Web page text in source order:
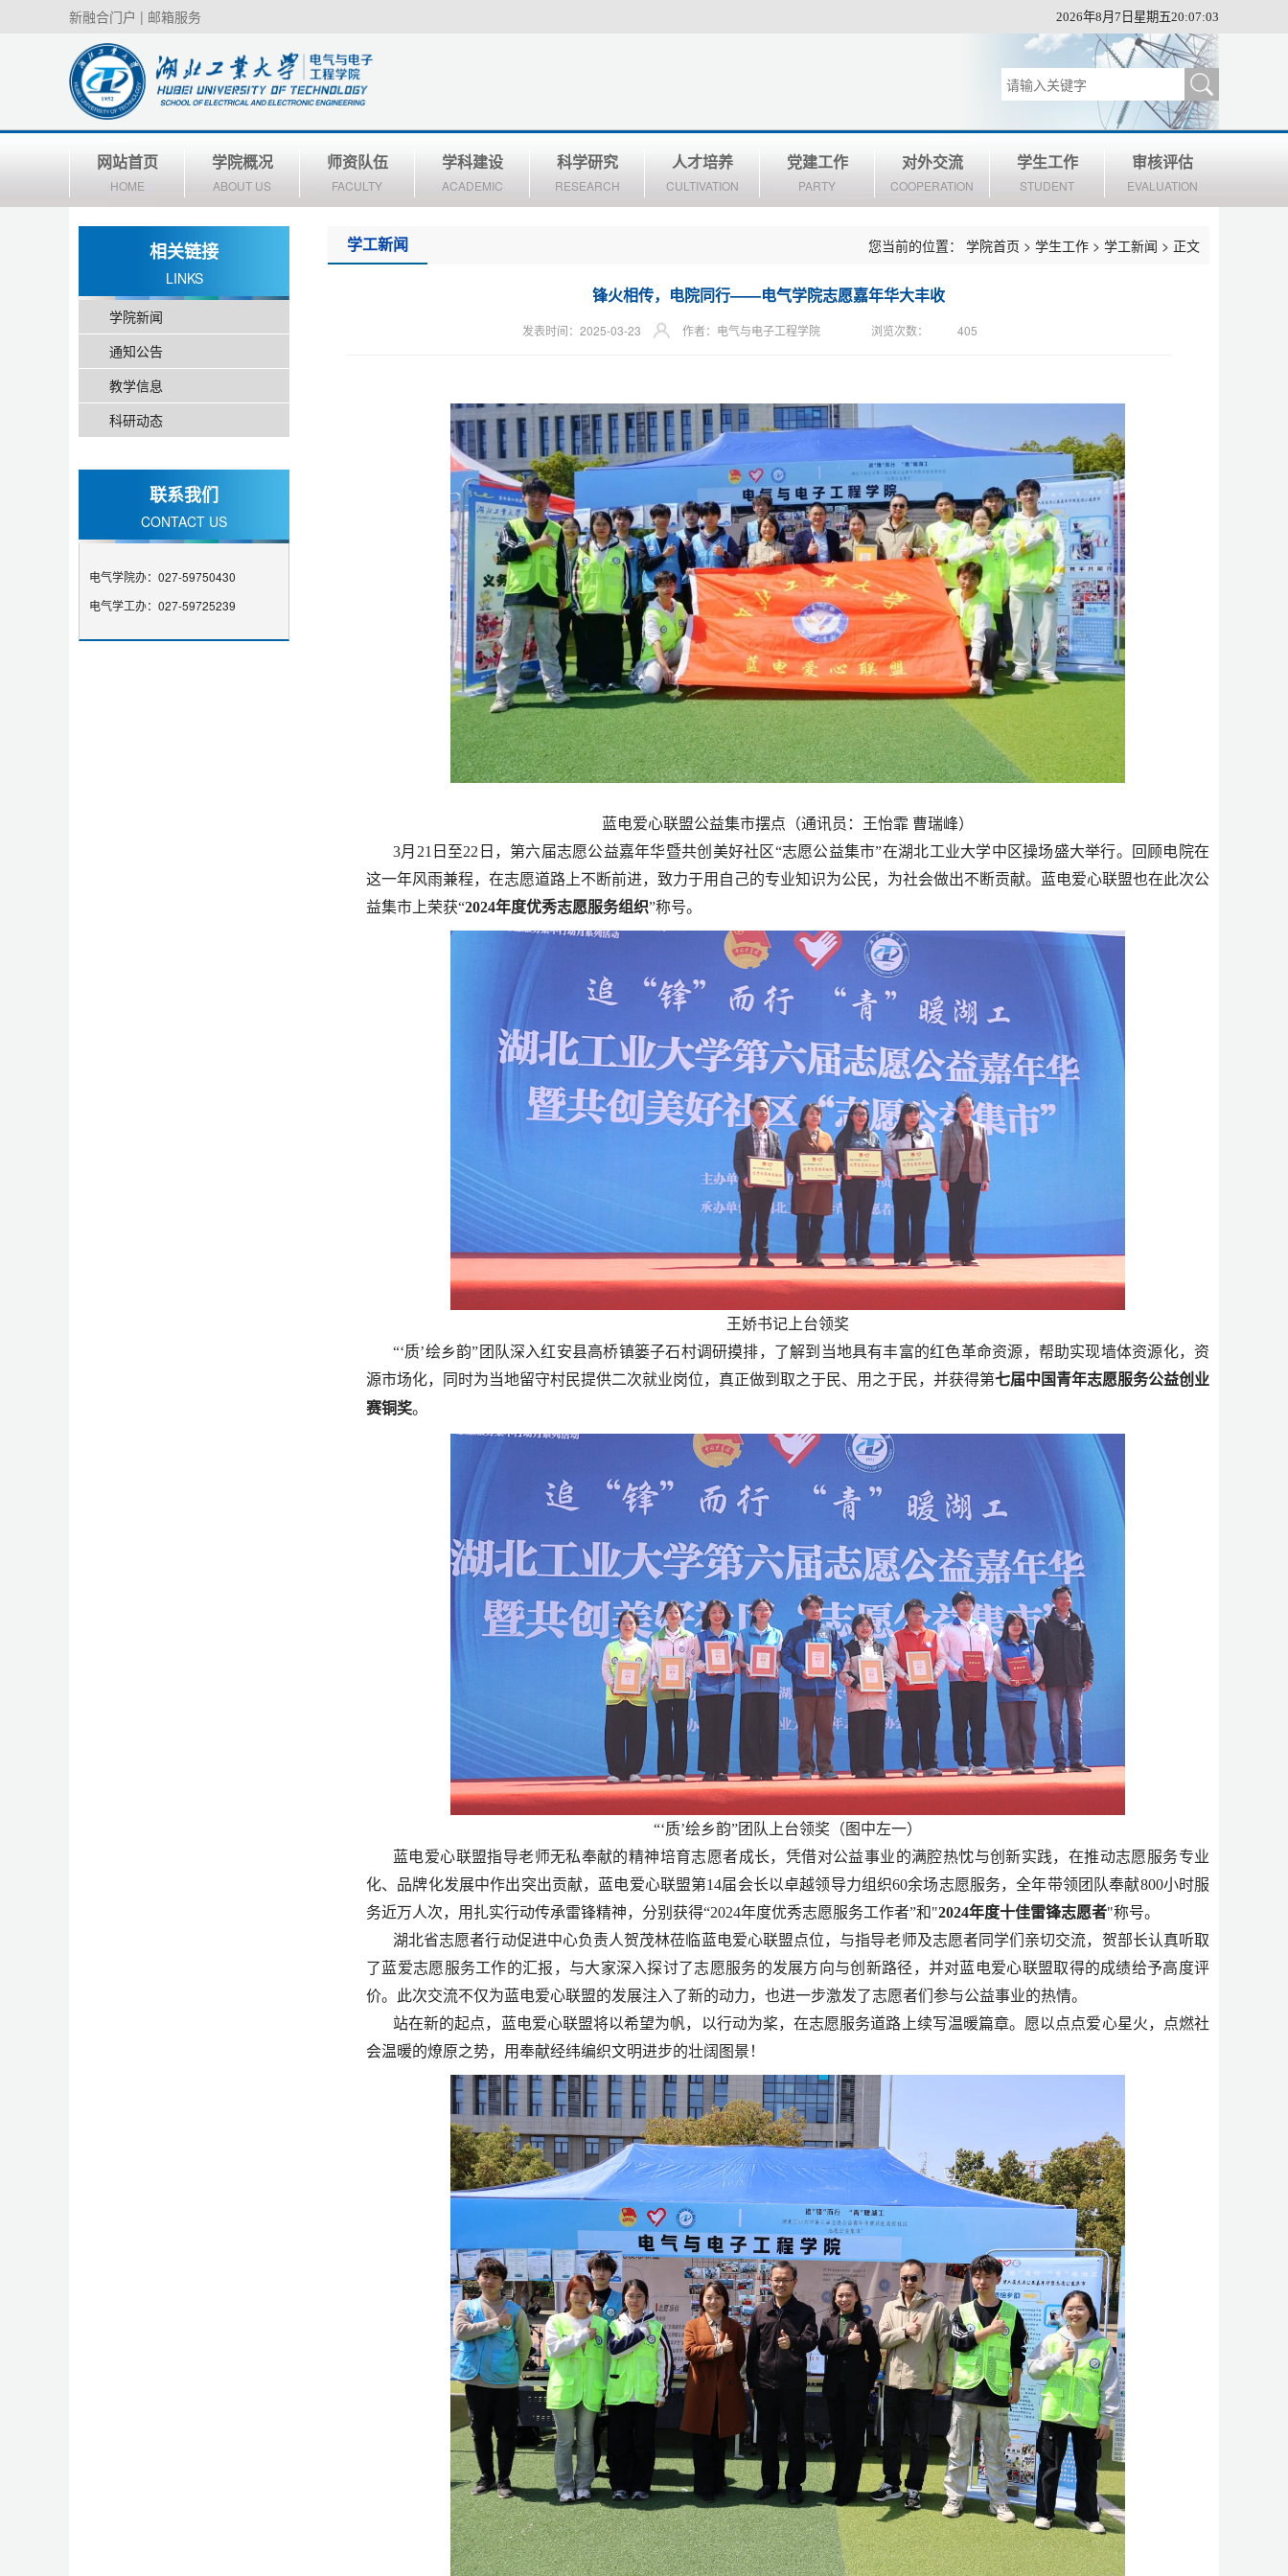
新融合门户 | 邮箱服务 2026年8月7日星期五20:07:04
网站首页
HOME
学院概况
ABOUT US
师资队伍
FACULTY
学科建设
ACADEMIC
科学研究
RESEARCH
人才培养
CULTIVATION
党建工作
PARTY
对外交流
COOPERATION
学生工作
STUDENT
审核评估
EVALUATION
相关链接
LINKS
学院新闻
通知公告
教学信息
科研动态
联系我们
CONTACT US
电气学院办：027-59750430
电气学工办：027-59725239
学工新闻 您当前的位置： 学院首页 > 学生工作 > 学工新闻 > 正文
锋火相传，电院同行——电气学院志愿嘉年华大丰收
发表时间：2025-03-23 作者：电气与电子工程学院 浏览次数： 405
蓝电爱心联盟公益集市摆点（通讯员：王怡霏 曹瑞峰）
3月21日至22日，第六届志愿公益嘉年华暨共创美好社区“志愿公益集市”在湖北工业大学中区操场盛大举行。回顾电院在
这一年风雨兼程，在志愿道路上不断前进，致力于用自己的专业知识为公民，为社会做出不断贡献。蓝电爱心联盟也在此次公
益集市上荣获“2024年度优秀志愿服务组织”称号。
王娇书记上台领奖
“‘质’绘乡韵”团队深入红安县高桥镇篓子石村调研摸排，了解到当地具有丰富的红色革命资源，帮助实现墙体资源化，资
源市场化，同时为当地留守村民提供二次就业岗位，真正做到取之于民、用之于民，并获得第七届中国青年志愿服务公益创业
赛铜奖。
“‘质’绘乡韵”团队上台领奖（图中左一）
蓝电爱心联盟指导老师无私奉献的精神培育志愿者成长，凭借对公益事业的满腔热忱与创新实践，在推动志愿服务专业
化、品牌化发展中作出突出贡献，蓝电爱心联盟第14届会长以卓越领导力组织60余场志愿服务，全年带领团队奉献800小时服
务近万人次，用扎实行动传承雷锋精神， 分别获得“2024年度优秀志愿服务工作者”和"2024年度十佳雷锋志愿者"称号。
湖北省志愿者行动促进中心负责人贺茂林莅临蓝电爱心联盟点位，与指导老师及志愿者同学们亲切交流，贺部长认真听取
了蓝爱志愿服务工作的汇报，与大家深入探讨了志愿服务的发展方向与创新路径，并对蓝电爱心联盟取得的成绩给予高度评
价。此次交流不仅为蓝电爱心联盟的发展注入了新的动力，也进一步激发了志愿者们参与公益事业的热情。
站在新的起点，蓝电爱心联盟将以希望为帆，以行动为桨，在志愿服务道路上续写温暖篇章。愿以点点爱心星火，点燃社
会温暖的燎原之势，用奉献经纬编织文明进步的壮阔图景！